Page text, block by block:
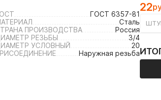
ГОСТ 6357-81
Сталь
ПРОИЗВОДСТВА
Россия
РЕЗЬБЫ
3/4
УСЛОВНЫЙ
20
Наружная резьба
22